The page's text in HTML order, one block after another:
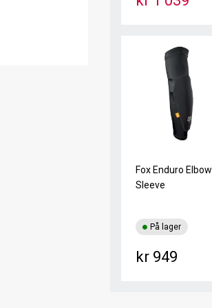
Fox Enduro Elbow
Sleeve
kr 949
På lager